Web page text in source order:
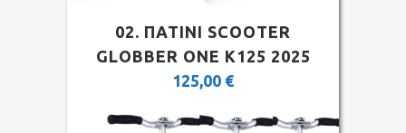
02. ΠΑΤΙΝΙ SCOOTER
GLOBBER ONE K125 2025
125,00 €